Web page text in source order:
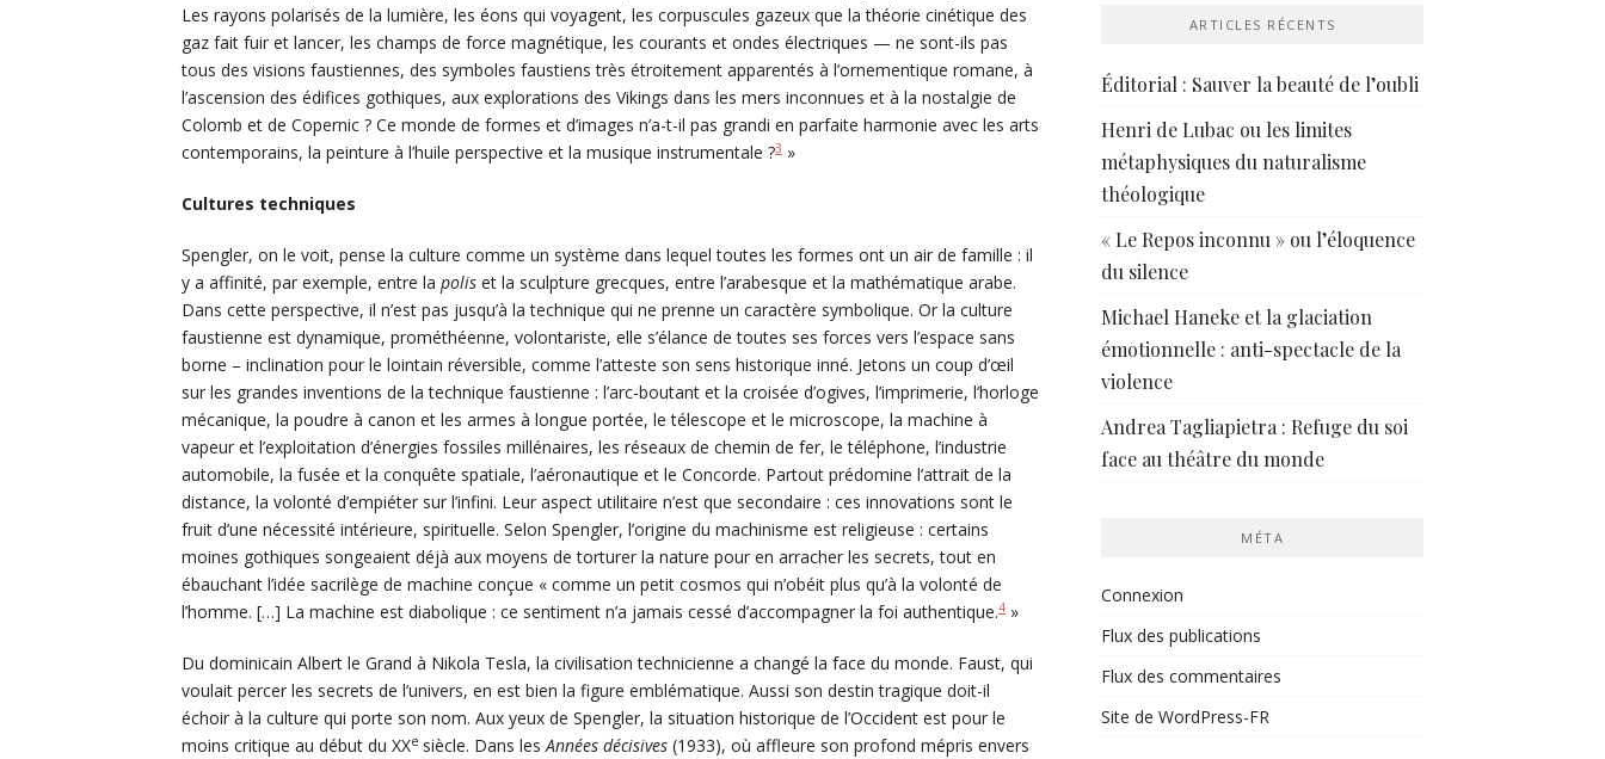
Les rayons polarisés de la lumière, les éons qui voyagent, les corpuscules gazeux que la théorie cinétique des
gaz fait fuir et lancer, les champs de force magnétique, les courants et ondes électriques — ne sont-ils pas
tous des visions faustiennes, des symboles faustiens très étroitement apparentés à l’ornementique romane, à
l’ascension des édifices gothiques, aux explorations des Vikings dans les mers inconnues et à la nostalgie de
Colomb et de Copernic ? Ce monde de formes et d’images n’a-t-il pas grandi en parfaite harmonie avec les arts
contemporains, la peinture à l’huile perspective et la musique instrumentale ?3 »
Cultures techniques
Spengler, on le voit, pense la culture comme un système dans lequel toutes les formes ont un air de famille : il
y a affinité, par exemple, entre la polis et la sculpture grecques, entre l’arabesque et la mathématique arabe.
Dans cette perspective, il n’est pas jusqu’à la technique qui ne prenne un caractère symbolique. Or la culture
faustienne est dynamique, prométhéenne, volontariste, elle s’élance de toutes ses forces vers l’espace sans
borne – inclination pour le lointain réversible, comme l’atteste son sens historique inné. Jetons un coup d’œil
sur les grandes inventions de la technique faustienne : l’arc-boutant et la croisée d’ogives, l’imprimerie, l’horloge
mécanique, la poudre à canon et les armes à longue portée, le télescope et le microscope, la machine à
vapeur et l’exploitation d’énergies fossiles millénaires, les réseaux de chemin de fer, le téléphone, l’industrie
automobile, la fusée et la conquête spatiale, l’aéronautique et le Concorde. Partout prédomine l’attrait de la
distance, la volonté d’empiéter sur l’infini. Leur aspect utilitaire n’est que secondaire : ces innovations sont le
fruit d’une nécessité intérieure, spirituelle. Selon Spengler, l’origine du machinisme est religieuse : certains
moines gothiques songeaient déjà aux moyens de torturer la nature pour en arracher les secrets, tout en
ébauchant l’idée sacrilège de machine conçue « comme un petit cosmos qui n’obéit plus qu’à la volonté de
l’homme. […] La machine est diabolique : ce sentiment n’a jamais cessé d’accompagner la foi authentique.4 »
Du dominicain Albert le Grand à Nikola Tesla, la civilisation technicienne a changé la face du monde. Faust, qui
voulait percer les secrets de l’univers, en est bien la figure emblématique. Aussi son destin tragique doit-il
échoir à la culture qui porte son nom. Aux yeux de Spengler, la situation historique de l’Occident est pour le
moins critique au début du XXe siècle. Dans les Années décisives (1933), où affleure son profond mépris envers
ARTICLES RÉCENTS
Éditorial : Sauver la beauté de l’oubli
Henri de Lubac ou les limites
métaphysiques du naturalisme
théologique
« Le Repos inconnu » ou l’éloquence
du silence
Michael Haneke et la glaciation
émotionnelle : anti-spectacle de la
violence
Andrea Tagliapietra : Refuge du soi
face au théâtre du monde
MÉTA
Connexion
Flux des publications
Flux des commentaires
Site de WordPress-FR